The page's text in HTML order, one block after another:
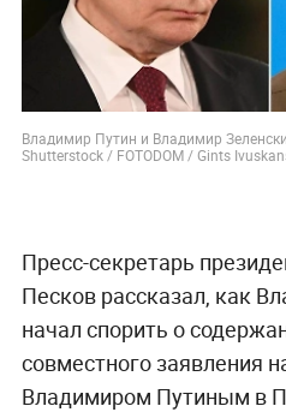
Владимир Путин и Владимир
Shutterstock / FOTODOM / Gints
Пресс-секретарь
Песков рассказал, как
начал спорить о
совместного заявления
Владимиром Путиным в